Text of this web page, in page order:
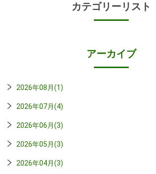
カテゴリーリスト
アーカイブ
2026年08月(1)
2026年07月(4)
2026年06月(3)
2026年05月(3)
2026年04月(3)